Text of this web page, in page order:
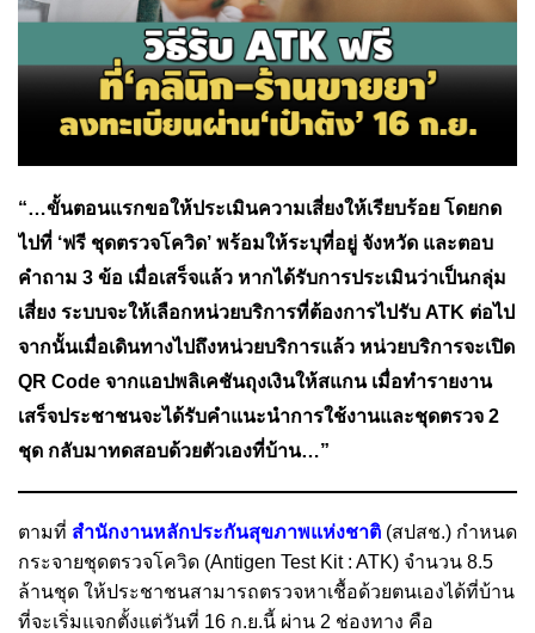
“…ขั้นตอนแรกขอให้ประเมินความเสี่ยงให้เรียบร้อย โดยกด
ไปที่ ‘ฟรี ชุดตรวจโควิด’ พร้อมให้ระบุที่อยู่ จังหวัด และตอบ
คำถาม 3 ข้อ เมื่อเสร็จแล้ว หากได้รับการประเมินว่าเป็นกลุ่ม
เสี่ยง ระบบจะให้เลือกหน่วยบริการที่ต้องการไปรับ ATK ต่อไป
จากนั้นเมื่อเดินทางไปถึงหน่วยบริการแล้ว หน่วยบริการจะเปิด
QR Code จากแอปพลิเคชันถุงเงินให้สแกน เมื่อทำรายงาน
เสร็จประชาชนจะได้รับคำแนะนำการใช้งานและชุดตรวจ 2
ชุด กลับมาทดสอบด้วยตัวเองที่บ้าน…”
ตามที่ สำนักงานหลักประกันสุขภาพแห่งชาติ (สปสช.) กำหนด
กระจายชุดตรวจโควิด (Antigen Test Kit : ATK) จำนวน 8.5
ล้านชุด ให้ประชาชนสามารถตรวจหาเชื้อด้วยตนเองได้ที่บ้าน
ที่จะเริ่มแจกตั้งแต่วันที่ 16 ก.ย.นี้ ผ่าน 2 ช่องทาง คือ